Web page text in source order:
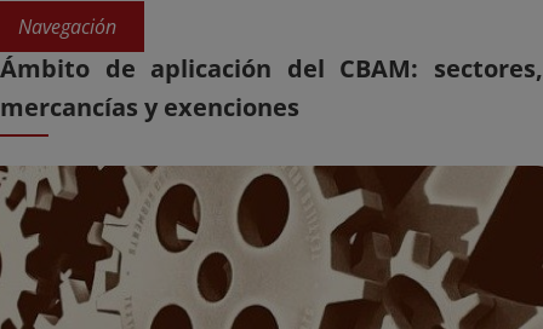
Navegación
Ámbito de aplicación del CBAM: sectores,
mercancías y exenciones